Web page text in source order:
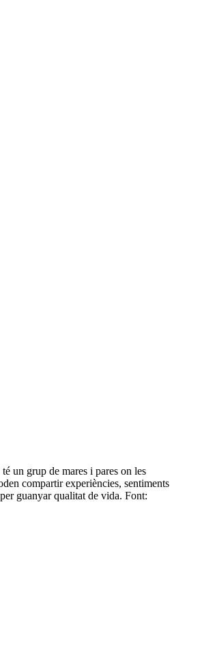
un grup de mares i pares on les
compartir experiències, sentiments
guanyar qualitat de vida. Font: